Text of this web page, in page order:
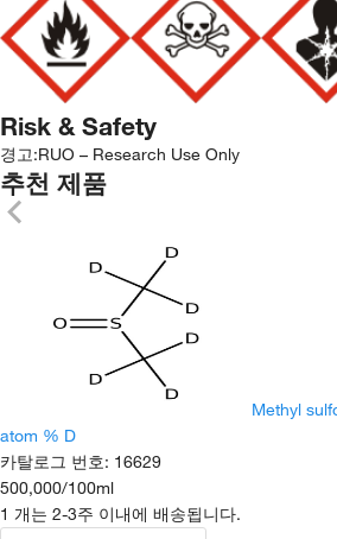
Risk & Safety
경고:RUO – Research Use Only
추천 제품
Methyl
atom % D
카탈로그 번호: 16629
500,000/100ml
1 개는 2-3주 이내에 배송됩니다.